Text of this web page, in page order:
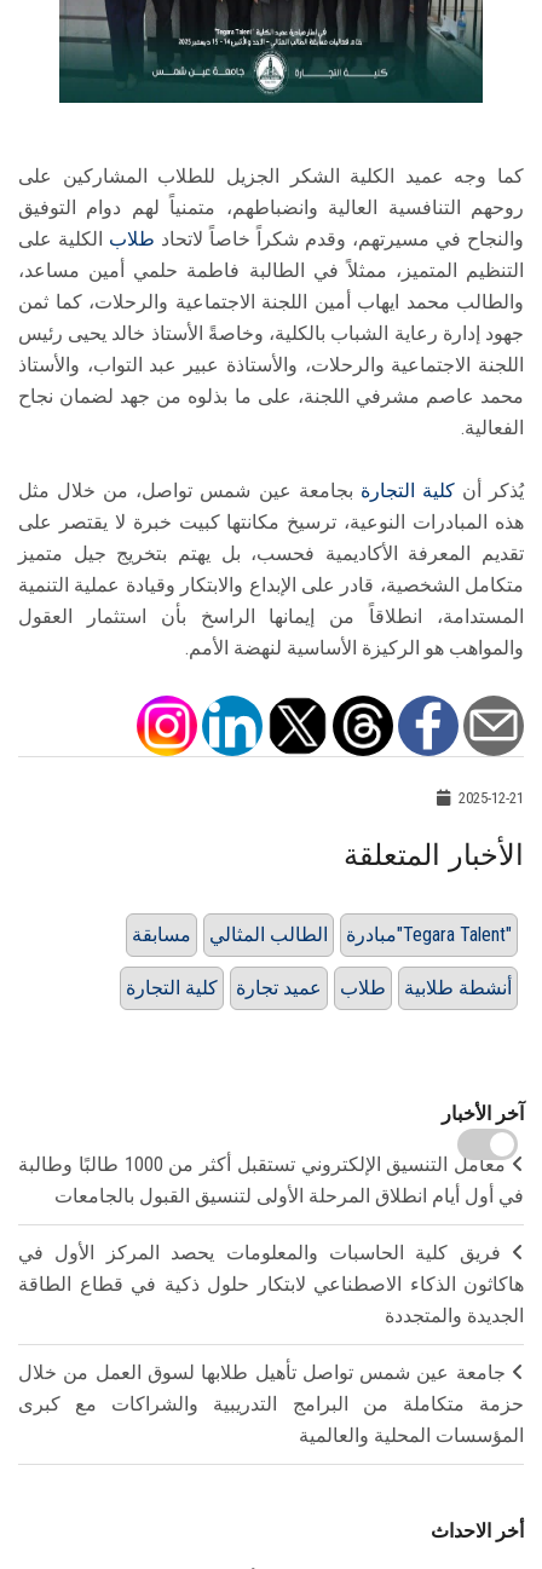
كما وجه عميد الكلية الشكر الجزيل للطلاب المشاركين على
روحهم التنافسية العالية وانضباطهم، متمنياً لهم دوام التوفيق
والنجاح في مسيرتهم، وقدم شكراً خاصاً لاتحاد طلاب الكلية على
التنظيم المتميز، ممثلاً في الطالبة فاطمة حلمي أمين مساعد،
والطالب محمد ايهاب أمين اللجنة الاجتماعية والرحلات، كما ثمن
جهود إدارة رعاية الشباب بالكلية، وخاصةً الأستاذ خالد يحيى رئيس
اللجنة الاجتماعية والرحلات، والأستاذة عبير عبد التواب، والأستاذ
محمد عاصم مشرفي اللجنة، على ما بذلوه من جهد لضمان نجاح
الفعالية.
يُذكر أنكلية التجارة بجامعة عين شمس تواصل، من خلال مثل
هذه المبادرات النوعية، ترسيخ مكانتها كبيت خبرة لا يقتصر على
تقديم المعرفة الأكاديمية فحسب، بل يهتم بتخريج جيل متميز
متكامل الشخصية، قادر على الإبداع والابتكار وقيادة عملية التنمية
المستدامة، انطلاقاً من إيمانها الراسخ بأن استثمار العقول
والمواهب هو الركيزة الأساسية لنهضة الأمم.
2025-12-21
الأخبار المتعلقة
مسابقة الطالب المثالي مبادرة"Tegara Talent"
كلية التجارة عميد تجارة طلاب أنشطة طلابية
آخر الأخبار
معامل التنسيق الإلكتروني تستقبل أكثر من 1000 طالبًا وطالبة
في أول أيام انطلاق المرحلة الأولى لتنسيق القبول بالجامعات
فريق كلية الحاسبات والمعلومات يحصد المركز الأول في
هاكاثون الذكاء الاصطناعي لابتكار حلول ذكية في قطاع الطاقة
الجديدة والمتجددة
جامعة عين شمس تواصل تأهيل طلابها لسوق العمل من خلال
حزمة متكاملة من البرامج التدريبية والشراكات مع كبرى
المؤسسات المحلية والعالمية
أخر الاحداث